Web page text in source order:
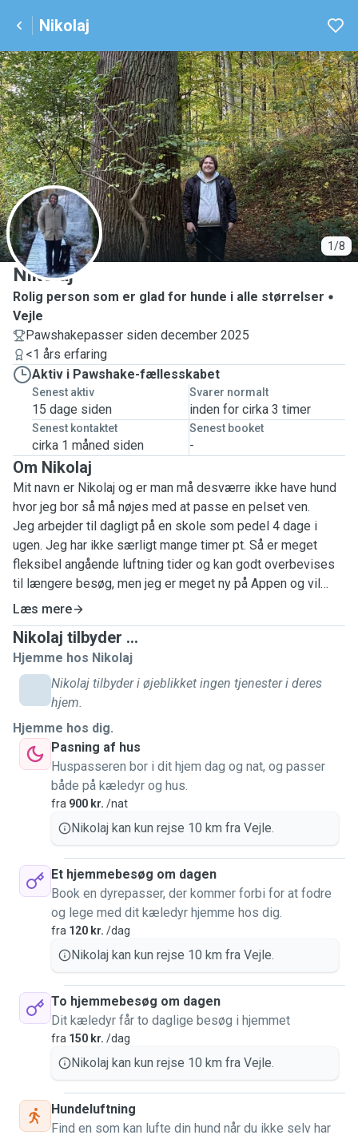
Nikolaj
1/8
N
Nikolaj
Rolig person som er glad for hunde i alle størrelser
Vejle
Pawshakepasser siden december 2025
<1 års erfaring
Aktiv i Pawshake-fællesskabet
Senest aktiv
15 dage siden
Svarer normalt
inden for cirka 3 timer
Senest kontaktet
cirka 1 måned siden
Senest booket
-
Om Nikolaj
Mit navn er Nikolaj og er man må desværre ikke have hund
hvor jeg bor så må nøjes med at passe en pelset ven.
Jeg arbejder til dagligt på en skole som pedel 4 dage i
ugen. Jeg har ikke særligt mange timer pt. Så er meget
fleksibel angående luftning tider og kan godt overbevises
til længere besøg, men jeg er meget ny på Appen og vil
starte ud småt.
Det er Freja, min mors hund, som jeg hovedsageligt har
billeder af og som jeg passer til tider. Hun giver mig en helt
særlig ro.
ven.
Ved ikke helt helt hvad jeg skal skrive mere her.
Jeg ved at hunde er noget af det mest dyrebare man kan
efterlade i en fremmedes hænder, så;
Skriv endelig hvis der nogle spørgsmål angående hvad
som helst, er klar til at svare på alt jeg kan.
Læs mere
Nikolaj tilbyder ...
Hjemme hos Nikolaj
Nikolaj tilbyder i øjeblikket ingen tjenester i deres
hjem.
Hjemme hos dig.
Pasning af hus
Huspasseren bor i dit hjem dag og nat, og passer
både på kæledyr og hus.
fra 900 kr. /nat
Nikolaj kan kun rejse 10 km fra Vejle.
Et hjemmebesøg om dagen
Book en dyrepasser, der kommer forbi for at fodre
og lege med dit kæledyr hjemme hos dig.
fra 120 kr. /dag
Nikolaj kan kun rejse 10 km fra Vejle.
To hjemmebesøg om dagen
Dit kæledyr får to daglige besøg i hjemmet
fra 150 kr. /dag
Nikolaj kan kun rejse 10 km fra Vejle.
Hundeluftning
Find en som kan lufte din hund når du ikke selv har